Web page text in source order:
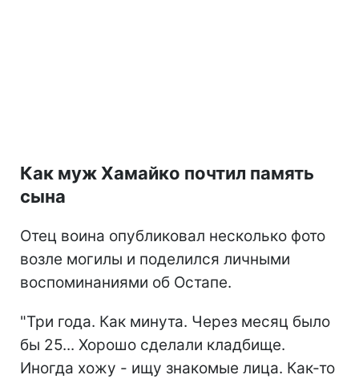
Как муж Хамайко почтил память
сына
Отец воина опубликовал несколько фото
возле могилы и поделился личными
воспоминаниями об Остапе.
"Три года. Как минута. Через месяц было
бы 25... Хорошо сделали кладбище.
Иногда хожу - ищу знакомые лица. Как-то